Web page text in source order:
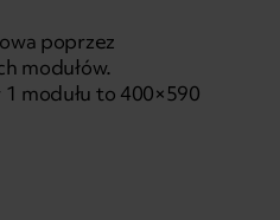
poprzez
modułów.
modułu to 400×590